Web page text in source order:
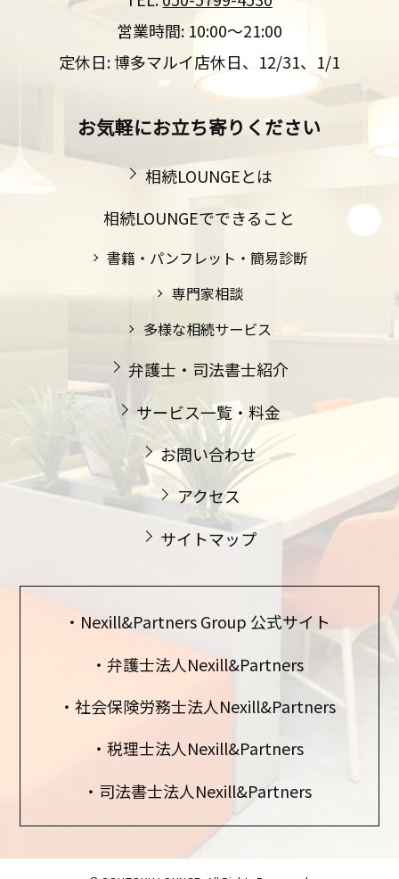
営業時間: 10:00～21:00
定休日: 博多マルイ店休日、12/31、1/1
お気軽にお立ち寄りください
相続LOUNGEとは
相続LOUNGEでできること
書籍・パンフレット・簡易診断
専門家相談
多様な相続サービス
弁護士・司法書士紹介
サービス一覧・料金
お問い合わせ
アクセス
サイトマップ
Nexill&Partners Group 公式サイト
弁護士法人Nexill&Partners
社会保険労務士法人Nexill&Partners
税理士法人Nexill&Partners
司法書士法人Nexill&Partners